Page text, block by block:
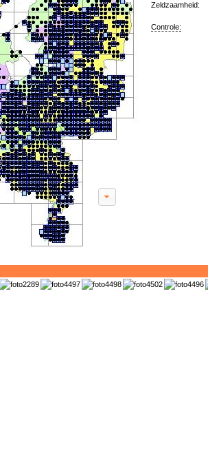
Zeldzaamheid:
Controle: